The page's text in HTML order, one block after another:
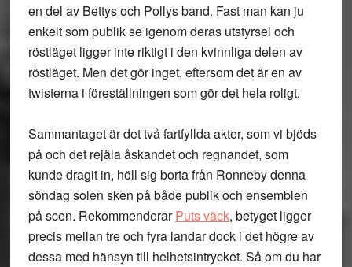
en del av Bettys och Pollys band. Fast man kan ju
enkelt som publik se igenom deras utstyrsel och
röstläget ligger inte riktigt i den kvinnliga delen av
röstläget. Men det gör inget, eftersom det är en av
twisterna i föreställningen som gör det hela roligt.
Sammantaget är det två fartfyllda akter, som vi bjöds
på och det rejäla åskandet och regnandet, som
kunde dragit in, höll sig borta från Ronneby denna
söndag solen sken på både publik och ensemblen
på scen. RekommenderarPuts väck, betyget ligger
precis mellan tre och fyra landar dock i det högre av
dessa med hänsyn till helhetsintrycket. Så om du har